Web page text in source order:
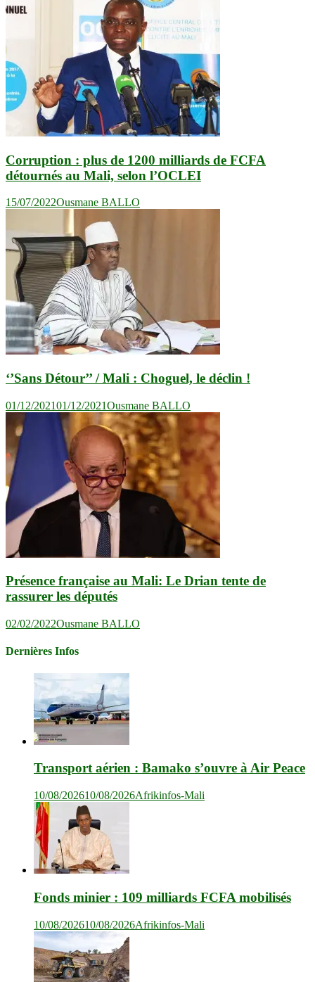
Corruption : plus de 1200 milliards de FCFA
détournés au Mali, selon l’OCLEI
15/07/2022Ousmane BALLO
‘’Sans Détour’’ / Mali : Choguel, le déclin !
01/12/202101/12/2021Ousmane BALLO
Présence française au Mali: Le Drian tente de
rassurer les députés
02/02/2022Ousmane BALLO
Dernières Infos
Transport aérien : Bamako s’ouvre à Air Peace
10/08/202610/08/2026Afrikinfos-Mali
Fonds minier : 109 milliards FCFA mobilisés
10/08/202610/08/2026Afrikinfos-Mali